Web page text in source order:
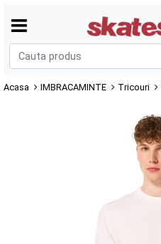
Acasa IMBRACAMINTE Tricouri